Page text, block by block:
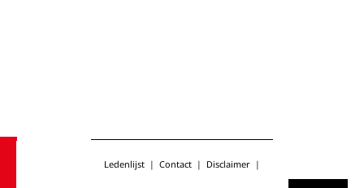
Ledenlijst | Contact | Disclaimer |